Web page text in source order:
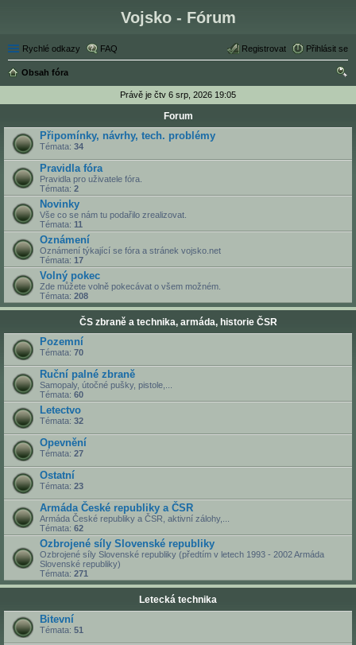
Vojsko - Fórum
Rychlé odkazy FAQ Přihlásit se
Registrovat
Obsah fóra
Právě je čtv 6 srp, 2026 19:05
Forum
Připomínky, návrhy, tech. problémy
Témata: 34
Pravidla fóra
Pravidla pro uživatele fóra.
Témata: 2
Novinky
Vše co se nám tu podařilo zrealizovat.
Témata: 11
Oznámení
Oznámení týkající se fóra a stránek vojsko.net
Témata: 17
Volný pokec
Zde můžete volně pokecávat o všem možném.
Témata: 208
ČS zbraně a technika, armáda, historie ČSR
Pozemní
Témata: 70
Ruční palné zbraně
Samopaly, útočné pušky, pistole,...
Témata: 60
Letectvo
Témata: 32
Opevnění
Témata: 27
Ostatní
Témata: 23
Armáda České republiky a ČSR
Armáda České republiky a ČSR, aktivní zálohy,...
Témata: 62
Ozbrojené síly Slovenské republiky
Ozbrojené síly Slovenské republiky (předtím v letech 1993 - 2002 Armáda
Slovenské republiky)
Témata: 271
Letecká technika
Bitevní
Témata: 51